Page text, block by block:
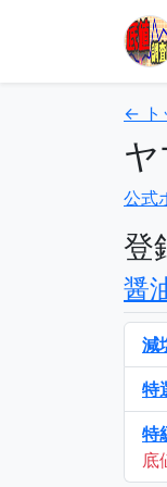
← ト
公式
登
醤
減
特
特
底